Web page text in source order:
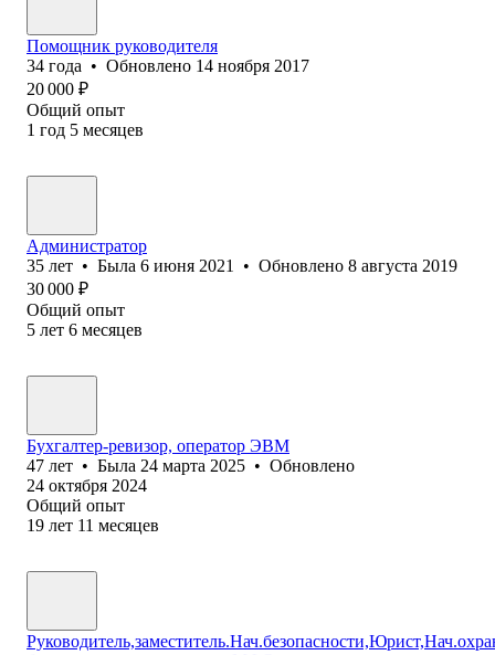
Помощник руководителя
34 года • Обновлено 14 ноября 2017
20 000 ₽
Общий опыт
1 год 5 месяцев
Администратор
35 лет • Была 6 июня 2021 • Обновлено 8 августа 2019
30 000 ₽
Общий опыт
5 лет 6 месяцев
Бухгалтер-ревизор, оператор ЭВМ
47 лет • Была 24 марта 2025 • Обновлено
24 октября 2024
Общий опыт
19 лет 11 месяцев